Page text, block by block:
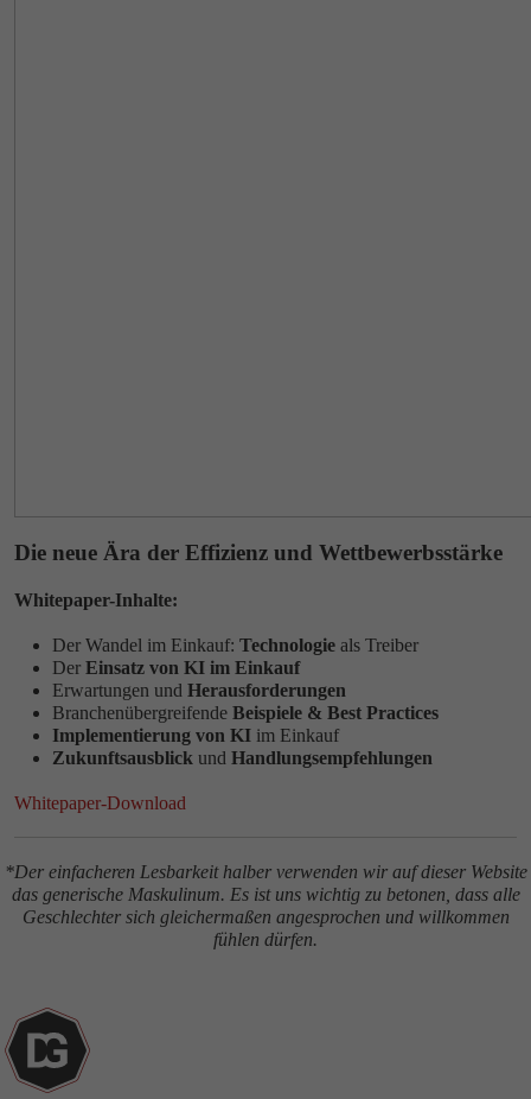
Die neue Ära der Effizienz und Wettbewerbsstärke
Whitepaper-Inhalte:
Der Wandel im Einkauf: Technologie als Treiber
Der Einsatz von KI im Einkauf
Erwartungen und Herausforderungen
Branchenübergreifende Beispiele & Best Practices
Implementierung von KI im Einkauf
Zukunftsausblick und Handlungsempfehlungen
Whitepaper-Download
*Der einfacheren Lesbarkeit halber verwenden wir auf dieser Website
das generische Maskulinum. Es ist uns wichtig zu betonen, dass alle
Geschlechter sich gleichermaßen angesprochen und willkommen
fühlen dürfen.